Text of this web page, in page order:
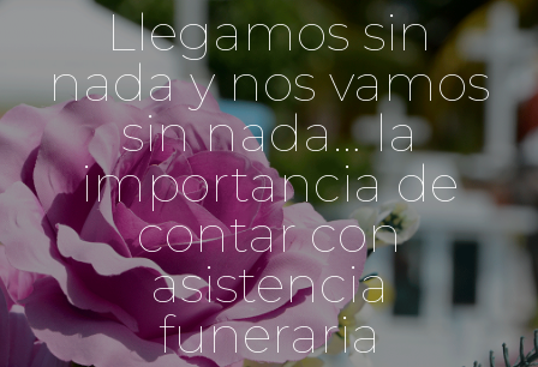
Llegamos sin
nada y nos vamos
sin nada… la
importancia de
contar con
asistencia
funeraria